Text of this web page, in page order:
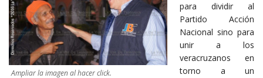
Ampliar la imagen al hacer click.
para dividir al
Partido Acción
Nacional sino para
unir a los
veracruzanos en
torno a un